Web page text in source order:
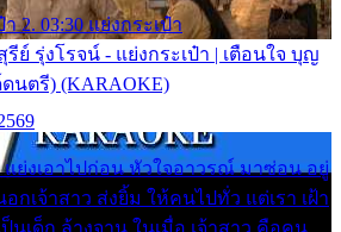
2. 03:30 แย่งกระเป๋า
รีย์ รุ่งโรจน์ - แย่งกระเป๋า | เตือนใจ บุญ
นตรี) (KARAOKE)
แย่งเอาไปก่อน หัวใจอาวรณ์ มาซ่อน อยู่
กเจ้าสาว ส่งยิ้ม ให้คนไปทั่ว แต่เรา เฝ้า
นเด็ก ล้างจาน ในเมื่อ เจ้าสาว คือคน